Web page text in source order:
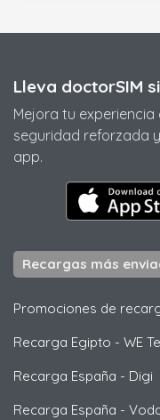
Lleva doctorSIM
Mejora tu
seguridad reforzada
app.
Recargas más
Promociones de
Recarga Egipto - WE
Recarga España - Digi
Recarga España -